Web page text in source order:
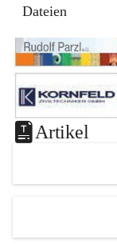
Dateien
Artikel